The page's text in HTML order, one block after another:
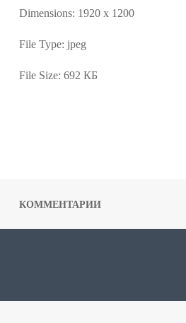
Dimensions: 1920 x 1200
File Type: jpeg
File Size: 692 КБ
КОММЕНТАРИИ